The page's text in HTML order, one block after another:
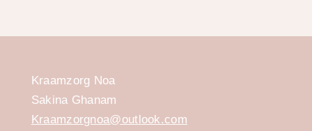
Kraamzorg Noa
Sakina Ghanam
Kraamzorgnoa@outlook.com